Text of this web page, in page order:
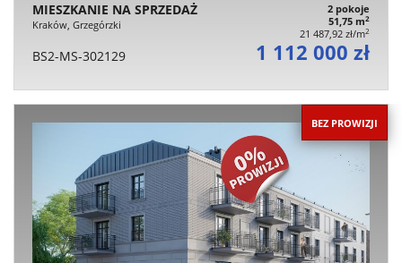
MIESZKANIE NA SPRZEDAŻ
Kraków, Grzegórzki
2 pokoje
51,75 m2
21 487,92 zł/m2
BS2-MS-302129 1 112 000 zł
BEZ PROWIZJI